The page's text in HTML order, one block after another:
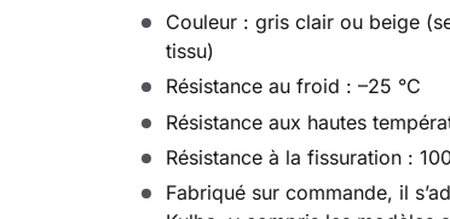
Couleur : gris clair ou beige
tissu)
Résistance au froid : –25 °C
Résistance aux hautes
Résistance à la fissuration :
Fabriqué sur commande, il